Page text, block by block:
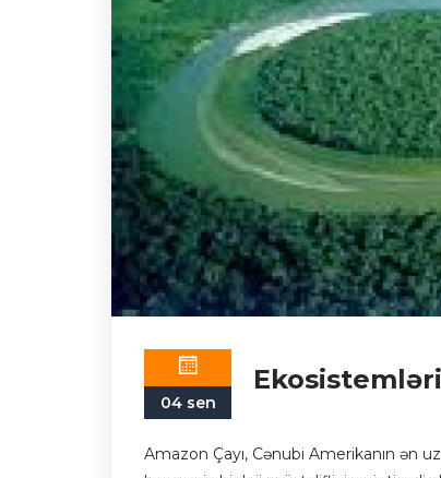
04 sen
Amazon Çayı, Cənubi Amerikanın ən